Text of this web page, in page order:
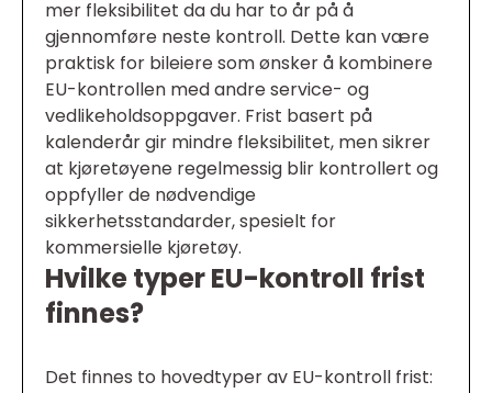
mer fleksibilitet da du har to år på å
gjennomføre neste kontroll. Dette kan være
praktisk for bileiere som ønsker å kombinere
EU-kontrollen med andre service- og
vedlikeholdsoppgaver. Frist basert på
kalenderår gir mindre fleksibilitet, men sikrer
at kjøretøyene regelmessig blir kontrollert og
oppfyller de nødvendige
sikkerhetsstandarder, spesielt for
kommersielle kjøretøy.
Hvilke typer EU-kontroll frist
finnes?
Det finnes to hovedtyper av EU-kontroll frist: